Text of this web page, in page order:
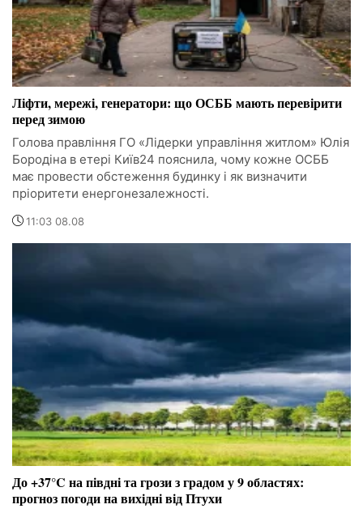
Ліфти, мережі, генератори: що ОСББ мають перевірити
перед зимою
Голова правління ГО «Лідерки управління житлом» Юлія
Бородіна в етері Київ24 пояснила, чому кожне ОСББ
має провести обстеження будинку і як визначити
пріоритети енергонезалежності.
11:03 08.08
До +37°C на півдні та грози з градом у 9 областях:
прогноз погоди на вихідні від Птухи